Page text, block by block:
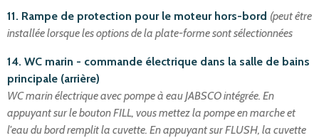
11. Rampe de protection pour le moteur hors-bord (peut être
installée lorsque les options de la plate-forme sont sélectionnées
14. WC marin - commande électrique dans la salle de bains
principale (arrière)
WC marin électrique avec pompe à eau JABSCO intégrée. En
appuyant sur le bouton FILL, vous mettez la pompe en marche et
l'eau du bord remplit la cuvette. En appuyant sur FLUSH, la cuvette